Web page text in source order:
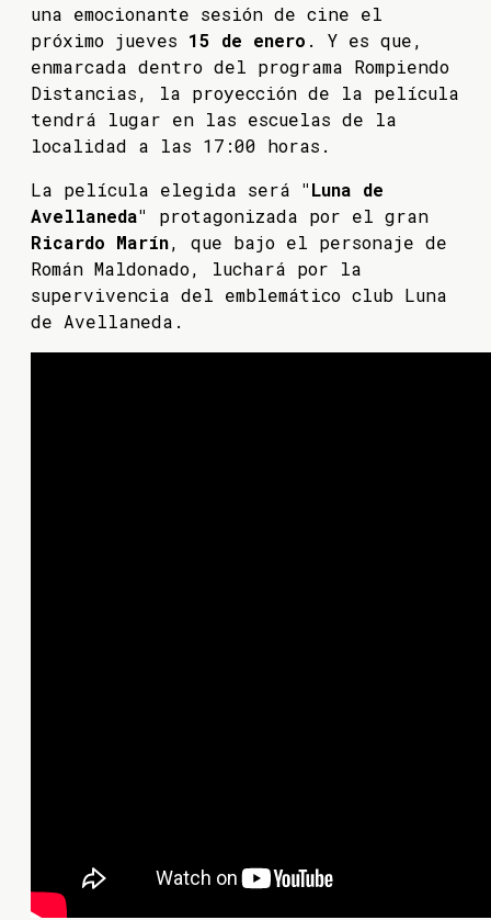
una emocionante sesión de cine el
próximo jueves 15 de enero . Y es que,
enmarcada dentro del programa Rompiendo
Distancias, la proyección de la película
tendrá lugar en las escuelas de la
localidad a las 17:00 horas.
La película elegida será "Luna de
Avellaneda"
protagonizada por el gran
Ricardo Marín, que bajo el personaje de
Román Maldonado, luchará por la
supervivencia del emblemático club Luna
de Avellaneda.